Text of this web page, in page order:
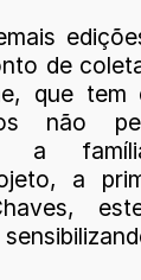
de
que tem
não
a
a